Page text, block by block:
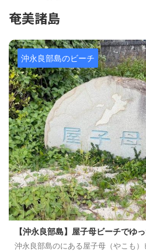
奄美諸島
沖永良部島のビーチ
【沖永良部島】屋子母ビーチでゆ
沖永良部島のにある屋子母（やこも